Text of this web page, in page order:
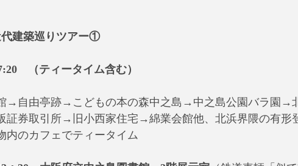
建築巡りツアー①
　（ティータイム含む）
→自由亭跡→こどもの本の森中之島→中之島公園バラ園→
券取引所→旧小西家住宅→綿業会館他、北浜界隈の有形
内のカフェでティータイム